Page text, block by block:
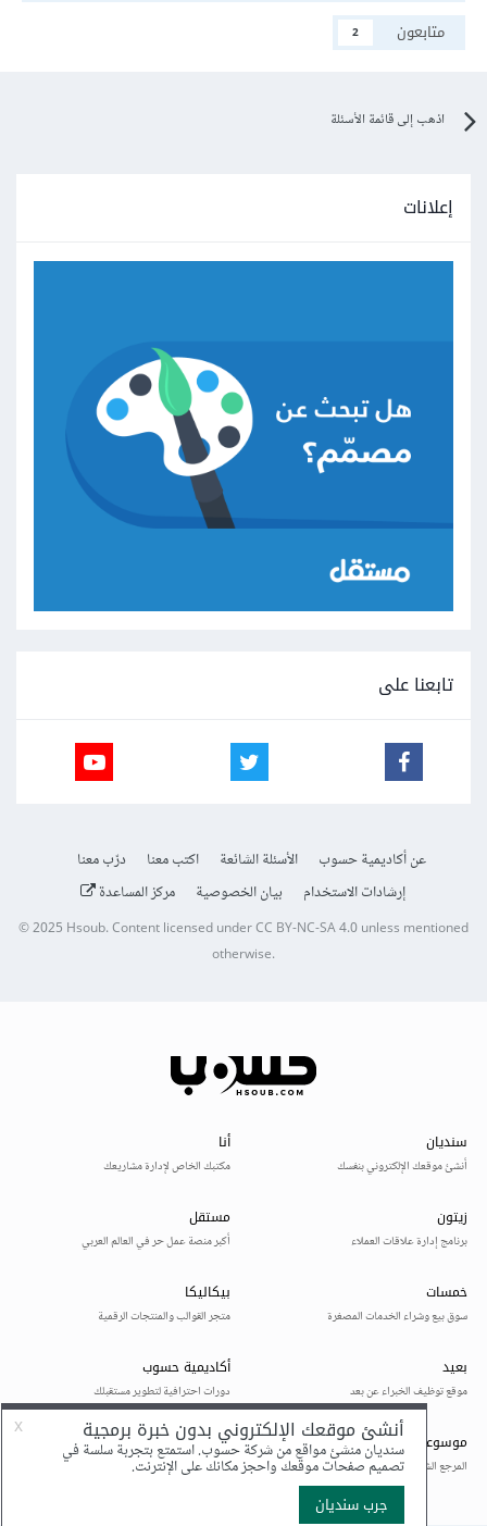
متابعون
2
اذهب إلى قائمة الأسئلة
إعلانات
تابعنا على
عن أكاديمية حسوب الأسئلة الشائعة اكتب معنا
درّب معنا
إرشادات الاستخدام
بيان الخصوصية مركز المساعدة
© 2025Hsoub.Content licensed underCC BY-NC-SA 4.0unless mentioned
otherwise.